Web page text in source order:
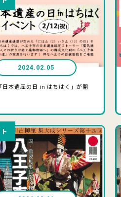
2024.02.05
日本遺産の日 in はちはく」が開